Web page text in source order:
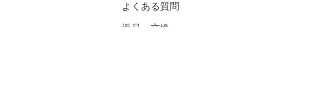
よくある質問
返品・交換